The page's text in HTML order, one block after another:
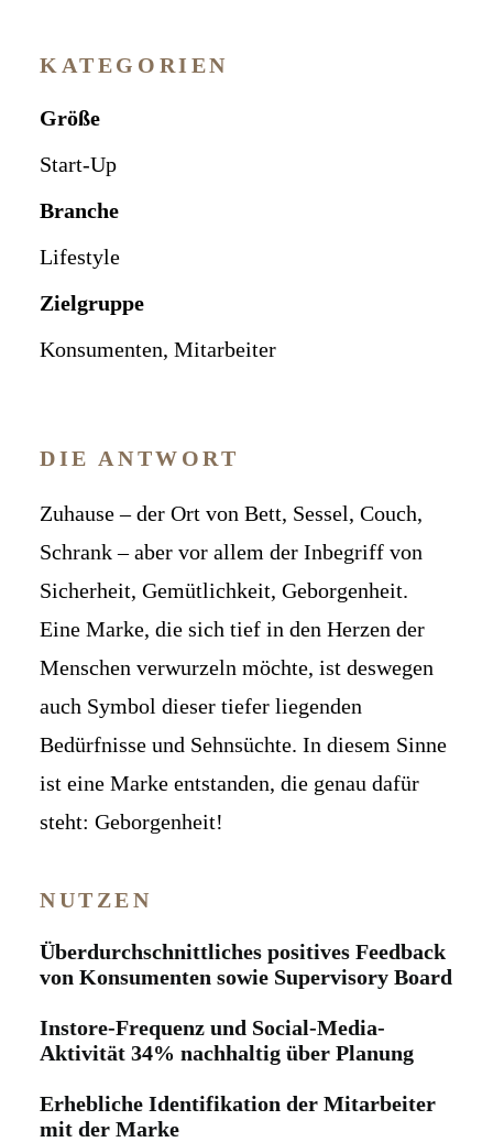
KATEGORIEN
Größe
Start-Up
Branche
Lifestyle
Zielgruppe
Konsumenten, Mitarbeiter
DIE ANTWORT
Zuhause – der Ort von Bett, Sessel, Couch,
Schrank – aber vor allem der Inbegriff von
Sicherheit, Gemütlichkeit, Geborgenheit.
Eine Marke, die sich tief in den Herzen der
Menschen verwurzeln möchte, ist deswegen
auch Symbol dieser tiefer liegenden
Bedürfnisse und Sehnsüchte. In diesem Sinne
ist eine Marke entstanden, die genau dafür
steht: Geborgenheit!
NUTZEN
Überdurchschnittliches positives Feedback
von Konsumenten sowie Supervisory Board
Instore-Frequenz und Social-Media-
Aktivität 34% nachhaltig über Planung
Erhebliche Identifikation der Mitarbeiter
mit der Marke